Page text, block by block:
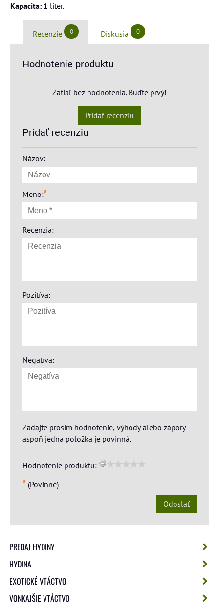
Kapacita: 1 liter.
Recenzie 0 Diskusia 0
Hodnotenie produktu
Zatiaľ bez hodnotenia. Buďte prvý!
Pridať recenziu
Pridať recenziu
Názov:
Meno:*
Recenzia:
Pozitíva:
Negatíva:
Zadajte prosím hodnotenie, výhody alebo zápory -
aspoň jedna položka je povinná.
Hodnotenie produktu:
* (Povinné)
Odoslať
PREDAJ HYDINY
HYDINA
EXOTICKÉ VTÁCTVO
VONKAJŠIE VTÁCTVO